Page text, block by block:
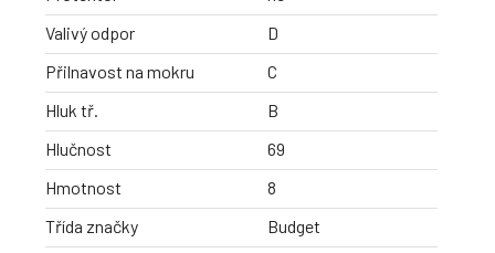
Valivý odpor
D
Přilnavost na mokru
C
Hluk tř.
B
Hlučnost
69
Hmotnost
8
Třída značky
Budget